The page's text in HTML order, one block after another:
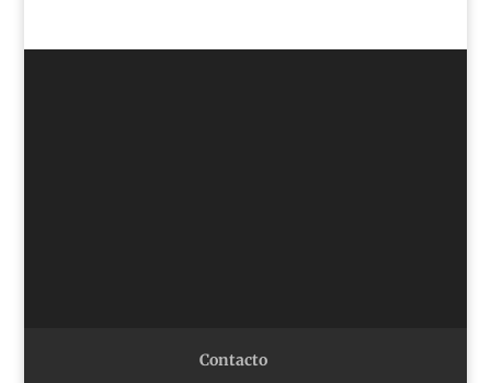
Contacto